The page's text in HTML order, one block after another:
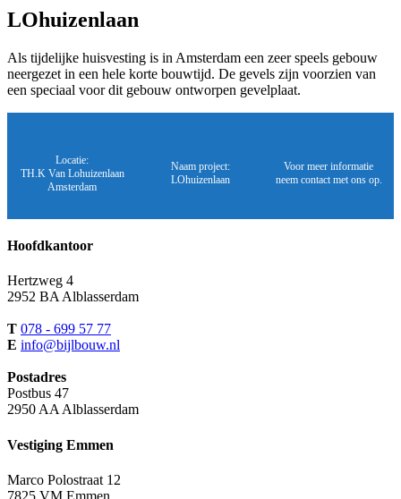
LOhuizenlaan
Als tijdelijke huisvesting is in Amsterdam een zeer speels gebouw
neergezet in een hele korte bouwtijd. De gevels zijn voorzien van
een speciaal voor dit gebouw ontworpen gevelplaat.
Locatie:
TH.K Van Lohuizenlaan
Amsterdam
Naam project:
LOhuizenlaan
Voor meer informatie
neem contact met ons op.
Hoofdkantoor
Hertzweg 4
2952 BA Alblasserdam
T 078 - 699 57 77
E info@bijlbouw.nl
Postadres
Postbus 47
2950 AA Alblasserdam
Vestiging Emmen
Marco Polostraat 12
7825 VM Emmen